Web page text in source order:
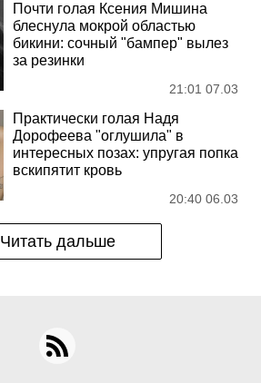
Почти голая Ксения Мишина
блеснула мокрой областью
бикини: сочный "бампер" вылез
за резинки
21:01 07.03
Практически голая Надя
Дорофеева "оглушила" в
интересных позах: упругая попка
вскипятит кровь
20:40 06.03
Читать дальше